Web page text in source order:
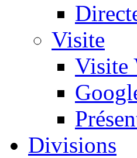
Visite
Visite
Divisions